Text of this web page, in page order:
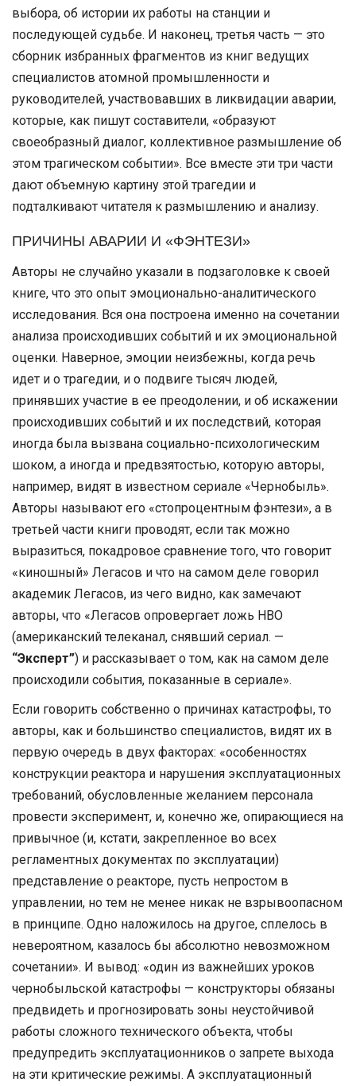
выбора, об истории их работы на станции и
последующей судьбе. И наконец, третья часть — это
сборник избранных фрагментов из книг ведущих
специалистов атомной промышленности и
руководителей, участвовавших в ликвидации аварии,
которые, как пишут составители, «образуют
своеобразный диалог, коллективное размышление об
этом трагическом событии». Все вместе эти три части
дают объемную картину этой трагедии и
подталкивают читателя к размышлению и анализу.
ПРИЧИНЫ АВАРИИ И «ФЭНТЕЗИ»
Авторы не случайно указали в подзаголовке к своей
книге, что это опыт эмоционально-аналитического
исследования. Вся она построена именно на сочетании
анализа происходивших событий и их эмоциональной
оценки. Наверное, эмоции неизбежны, когда речь
идет и о трагедии, и о подвиге тысяч людей,
принявших участие в ее преодолении, и об искажении
происходивших событий и их последствий, которая
иногда была вызвана социально-психологическим
шоком, а иногда и предвзятостью, которую авторы,
например, видят в известном сериале «Чернобыль».
Авторы называют его «стопроцентным фэнтези», а в
третьей части книги проводят, если так можно
выразиться, покадровое сравнение того, что говорит
«киношный» Легасов и что на самом деле говорил
академик Легасов, из чего видно, как замечают
авторы, что «Легасов опровергает ложь НВО
(американский телеканал, снявший сериал. —
“Эксперт”) и рассказывает о том, как на самом деле
происходили события, показанные в сериале».
Если говорить собственно о причинах катастрофы, то
авторы, как и большинство специалистов, видят их в
первую очередь в двух факторах: «особенностях
конструкции реактора и нарушения эксплуатационных
требований, обусловленные желанием персонала
провести эксперимент, и, конечно же, опирающиеся на
привычное (и, кстати, закрепленное во всех
регламентных документах по эксплуатации)
представление о реакторе, пусть непростом в
управлении, но тем не менее никак не взрывоопасном
в принципе. Одно наложилось на другое, сплелось в
невероятном, казалось бы абсолютно невозможном
сочетании». И вывод: «один из важнейших уроков
чернобыльской катастрофы — конструкторы обязаны
предвидеть и прогнозировать зоны неустойчивой
работы сложного технического объекта, чтобы
предупредить эксплуатационников о запрете выхода
на эти критические режимы. А эксплуатационный